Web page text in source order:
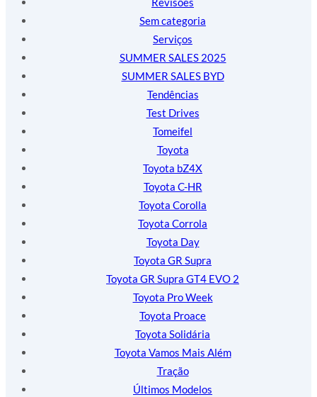
Sem categoria
Serviços
SUMMER SALES 2025
SUMMER SALES BYD
Tendências
Test Drives
Tomeifel
Toyota
Toyota bZ4X
Toyota C-HR
Toyota Corolla
Toyota Corrola
Toyota Day
Toyota GR Supra
Toyota GR Supra GT4 EVO 2
Toyota Pro Week
Toyota Proace
Toyota Solidária
Toyota Vamos Mais Além
Tração
Últimos Modelos